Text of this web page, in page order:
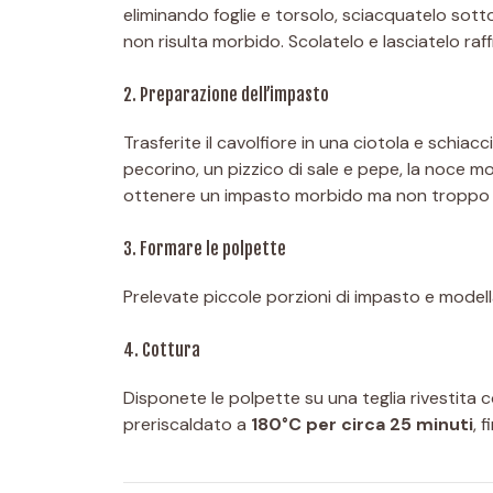
eliminando foglie e torsolo, sciacquatelo
non risulta morbido. Scolatelo e lasciatelo
2. Preparazione dell’impasto
Trasferite il cavolfiore in una ciotola e
pecorino, un pizzico di sale e pepe, la noce
ottenere un impasto morbido ma non troppo
3. Formare le polpette
Prelevate piccole porzioni di impasto e
4. Cottura
Disponete le polpette su una teglia rivestita
preriscaldato a 180°C per circa 25 minuti,